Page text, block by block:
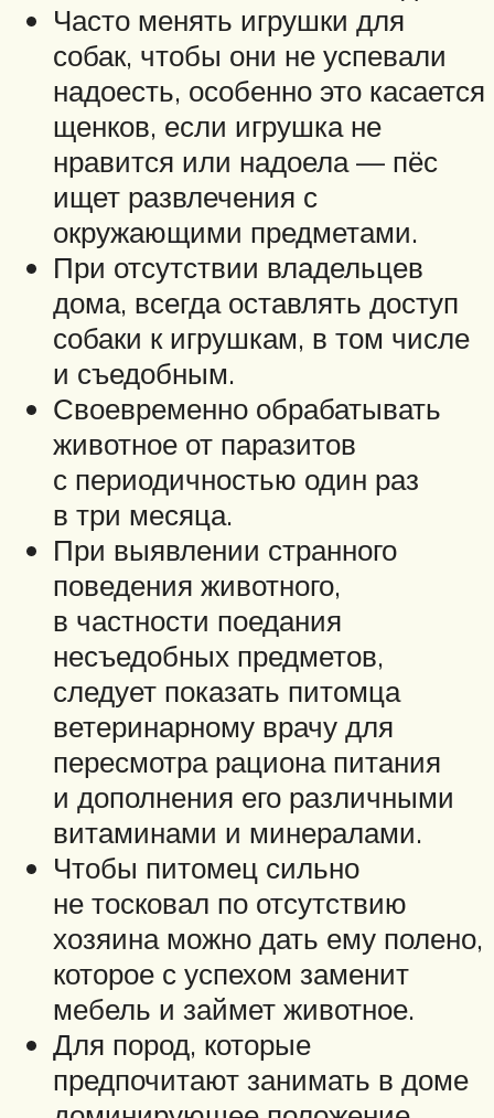
Часто менять игрушки для
собак, чтобы они не успевали
надоесть, особенно это касается
щенков, если игрушка не
нравится или надоела — пёс
ищет развлечения с
окружающими предметами.
При отсутствии владельцев
дома, всегда оставлять доступ
собаки к игрушкам, в том числе
и съедобным.
Своевременно обрабатывать
животное от паразитов
с периодичностью один раз
в три месяца.
При выявлении странного
поведения животного,
в частности поедания
несъедобных предметов,
следует показать питомца
ветеринарному врачу для
пересмотра рациона питания
и дополнения его различными
витаминами и минералами.
Чтобы питомец сильно
не тосковал по отсутствию
хозяина можно дать ему полено,
которое с успехом заменит
мебель и займет животное.
Для пород, которые
предпочитают занимать в доме